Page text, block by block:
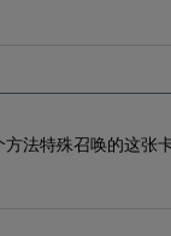
法特殊召唤的这张